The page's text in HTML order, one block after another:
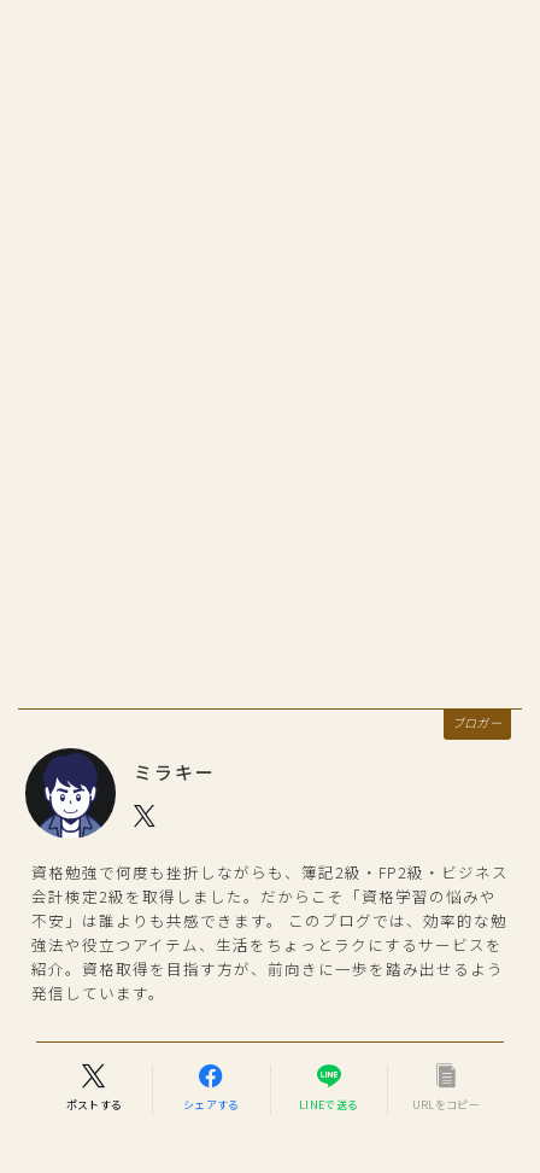
ブロガー
ミラキー
資格勉強で何度も挫折しながらも、簿記2級・FP2級・ビジネス
会計検定2級を取得しました。だからこそ「資格学習の悩みや
不安」は誰よりも共感できます。 このブログでは、効率的な勉
強法や役立つアイテム、生活をちょっとラクにするサービスを
紹介。資格取得を目指す方が、前向きに一歩を踏み出せるよう
発信しています。
ポストする シェアする LINEで送る URLをコピー